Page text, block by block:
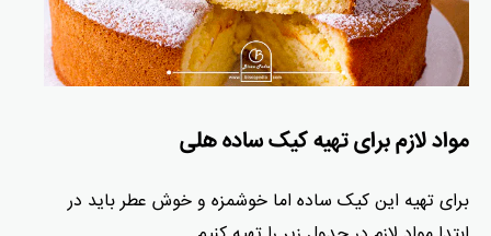
مواد لازم برای تهیه کیک ساده هلی
برای تهیه این کیک ساده اما خوشمزه و خوش عطر باید در